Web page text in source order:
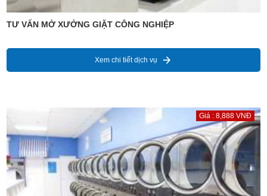
TƯ VẤN MỞ XƯỞNG GIẶT CÔNG NGHIỆP
Xem chi tiết dịch vụ
Giá : 8,888 VNĐ